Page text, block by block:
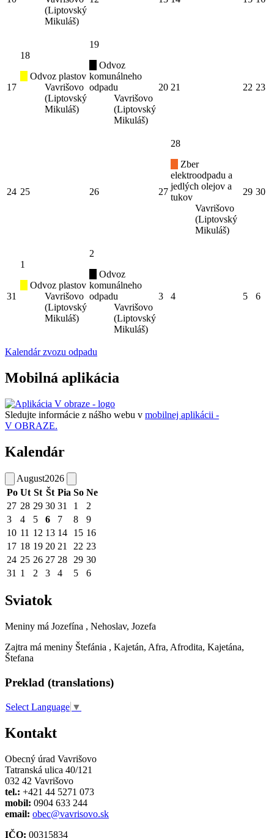
(Liptovský
Mikuláš)
17
18
Odvoz plastov
Vavrišovo
(Liptovský
Mikuláš)
19
Odvoz
komunálneho
odpadu
Vavrišovo
(Liptovský
Mikuláš)
20 21 22 23
24 25 26 27
28
Zber
elektroodpadu a
jedlých olejov a
tukov
Vavrišovo
(Liptovský
Mikuláš)
29 30
31
1
Odvoz plastov
Vavrišovo
(Liptovský
Mikuláš)
2
Odvoz
komunálneho
odpadu
Vavrišovo
(Liptovský
Mikuláš)
3 4 5 6
Kalendár zvozu odpadu
Mobilná aplikácia
Sledujte informácie z nášho webu v mobilnej aplikácii -
V OBRAZE.
Kalendár
August2026
Po Ut St Št Pia So Ne
27 28 29 30 31 1
2
3
4 5 6 7 8
9
10 11 12 13 14 15 16
17 18 19 20 21 22 23
24 25 26 27 28 29 30
31 1 2 3 4 5 6
Sviatok
Meniny má Jozefína , Nehoslav, Jozefa
Zajtra má meniny Štefánia , Kajetán, Afra, Afrodita, Kajetána,
Štefana
Preklad (translations)
Select Language ▼
Kontakt
Obecný úrad Vavrišovo
Tatranská ulica 40/121
032 42 Vavrišovo
tel.: +421 44 5271 073
mobil: 0904 633 244
email: obec@vavrisovo.sk
IČO: 00315834